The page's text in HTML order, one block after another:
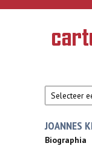
Overslaan en naar de
Geschiedenis
van de
JOANNES
Biographia